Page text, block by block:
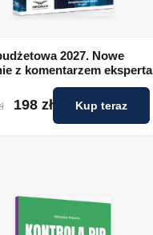
2027. Nowe
z komentarzem eksperta
198 zł Kup teraz